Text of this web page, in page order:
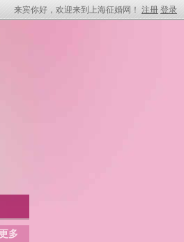
来宾你好，欢迎来到上海征婚网！ 注册 登录
多